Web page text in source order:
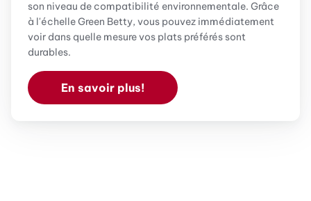
son niveau de compatibilité environnementale. Grâce
à l'échelle Green Betty, vous pouvez immédiatement
voir dans quelle mesure vos plats préférés sont
durables.
En savoir plus!